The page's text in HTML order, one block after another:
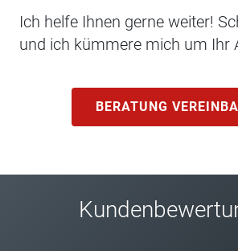
Ich helfe Ihnen gerne weiter!
und ich kümmere mich um Ihr
BERATUNG